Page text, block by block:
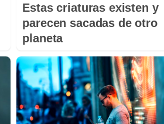
Estas criaturas existen y
parecen sacadas de otro
planeta